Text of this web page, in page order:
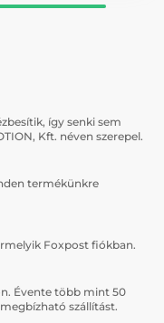
így senki sem
Kft. néven szerepel.
termékünkre
Foxpost fiókban.
Évente több mint 50
szállítást.